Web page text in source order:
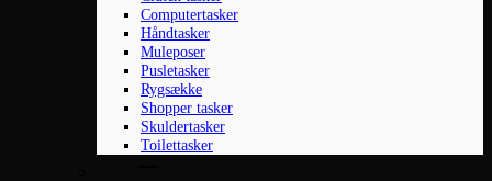
Computertasker
Håndtasker
Muleposer
Pusletasker
Rygsække
Shopper tasker
Skuldertasker
Toilettasker